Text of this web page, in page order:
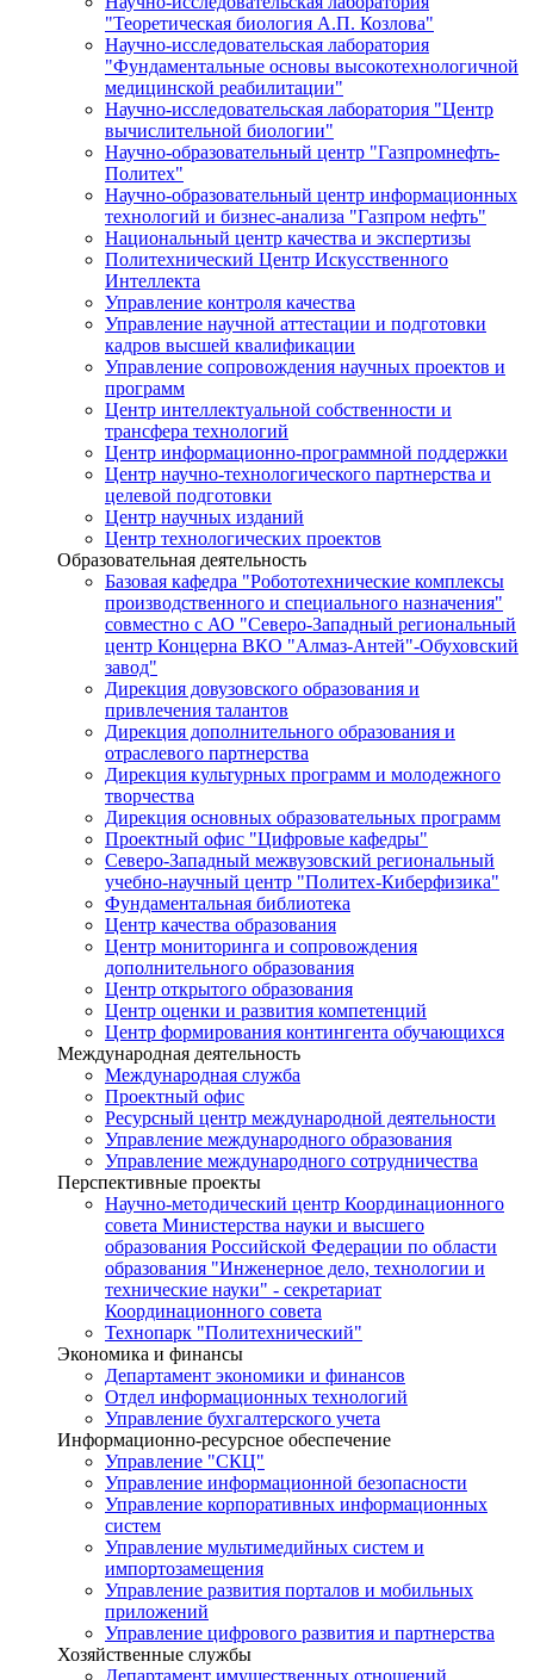
"Теоретическая биология А.П. Козлова"
Научно-исследовательская лаборатория
"Фундаментальные основы высокотехнологичной
медицинской реабилитации"
Научно-исследовательская лаборатория "Центр
вычислительной биологии"
Научно-образовательный центр "Газпромнефть-
Политех"
Научно-образовательный центр информационных
технологий и бизнес-анализа "Газпром нефть"
Национальный центр качества и экспертизы
Политехнический Центр Искусственного
Интеллекта
Управление контроля качества
Управление научной аттестации и подготовки
кадров высшей квалификации
Управление сопровождения научных проектов и
программ
Центр интеллектуальной собственности и
трансфера технологий
Центр информационно-программной поддержки
Центр научно-технологического партнерства и
целевой подготовки
Центр научных изданий
Центр технологических проектов
Образовательная деятельность
Базовая кафедра "Робототехнические комплексы
производственного и специального назначения"
совместно с АО "Северо-Западный региональный
центр Концерна ВКО "Алмаз-Антей"-Обуховский
завод"
Дирекция довузовского образования и
привлечения талантов
Дирекция дополнительного образования и
отраслевого партнерства
Дирекция культурных программ и молодежного
творчества
Дирекция основных образовательных программ
Проектный офис "Цифровые кафедры"
Северо-Западный межвузовский региональный
учебно-научный центр "Политех-Киберфизика"
Фундаментальная библиотека
Центр качества образования
Центр мониторинга и сопровождения
дополнительного образования
Центр открытого образования
Центр оценки и развития компетенций
Центр формирования контингента обучающихся
Международная деятельность
Международная служба
Проектный офис
Ресурсный центр международной деятельности
Управление международного образования
Управление международного сотрудничества
Перспективные проекты
Научно-методический центр Координационного
совета Министерства науки и высшего
образования Российской Федерации по области
образования "Инженерное дело, технологии и
технические науки" - секретариат
Координационного совета
Технопарк "Политехнический"
Экономика и финансы
Департамент экономики и финансов
Отдел информационных технологий
Управление бухгалтерского учета
Информационно-ресурсное обеспечение
Управление "СКЦ"
Управление информационной безопасности
Управление корпоративных информационных
систем
Управление мультимедийных систем и
импортозамещения
Управление развития порталов и мобильных
приложений
Управление цифрового развития и партнерства
Хозяйственные службы
Департамент имущественных отношений